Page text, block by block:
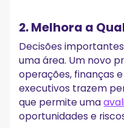
2. Melhora a
Decisões
uma área. Um novo
operações, finanças
executivos trazem
que permite uma
oportunidades e